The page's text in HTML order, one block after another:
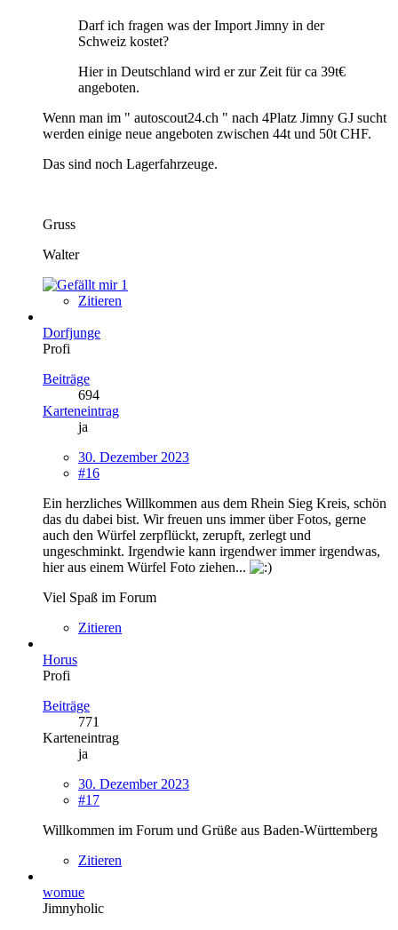
Darf ich fragen was der Import Jimny in der
Schweiz kostet?
Hier in Deutschland wird er zur Zeit für ca 39t€
angeboten.
Wenn man im " autoscout24.ch " nach 4Platz Jimny GJ sucht
werden einige neue angeboten zwischen 44t und 50t CHF.
Das sind noch Lagerfahrzeuge.
Gruss
Walter
1
Zitieren
Dorfjunge
Profi
Beiträge
694
Karteneintrag
ja
30. Dezember 2023
#16
Ein herzliches Willkommen aus dem Rhein Sieg Kreis, schön
das du dabei bist. Wir freuen uns immer über Fotos, gerne
auch den Würfel zerpflückt, zerupft, zerlegt und
ungeschminkt. Irgendwie kann irgendwer immer irgendwas,
hier aus einem Würfel Foto ziehen...
Viel Spaß im Forum
Zitieren
Horus
Profi
Beiträge
771
Karteneintrag
ja
30. Dezember 2023
#17
Willkommen im Forum und Grüße aus Baden-Württemberg
Zitieren
womue
Jimnyholic